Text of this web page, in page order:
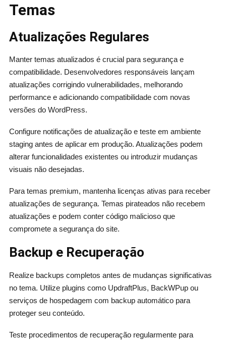
Temas
Atualizações Regulares
Manter temas atualizados é crucial para segurança e
compatibilidade. Desenvolvedores responsáveis lançam
atualizações corrigindo vulnerabilidades, melhorando
performance e adicionando compatibilidade com novas
versões do WordPress.
Configure notificações de atualização e teste em ambiente
staging antes de aplicar em produção. Atualizações podem
alterar funcionalidades existentes ou introduzir mudanças
visuais não desejadas.
Para temas premium, mantenha licenças ativas para receber
atualizações de segurança. Temas pirateados não recebem
atualizações e podem conter código malicioso que
compromete a segurança do site.
Backup e Recuperação
Realize backups completos antes de mudanças significativas
no tema. Utilize plugins como UpdraftPlus, BackWPup ou
serviços de hospedagem com backup automático para
proteger seu conteúdo.
Teste procedimentos de recuperação regularmente para